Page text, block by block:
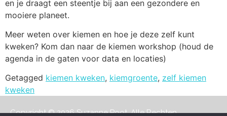
en je draagt een steentje bij aan een gezondere en
mooiere planeet.
Meer weten over kiemen en hoe je deze zelf kunt
kweken? Kom dan naar de kiemen workshop (houd de
agenda in de gaten voor data en locaties)
Getagged kiemen kweken, kiemgroente, zelf kiemen
kweken
Copyright © 2026 Suzanne Poot. Alle Rechten